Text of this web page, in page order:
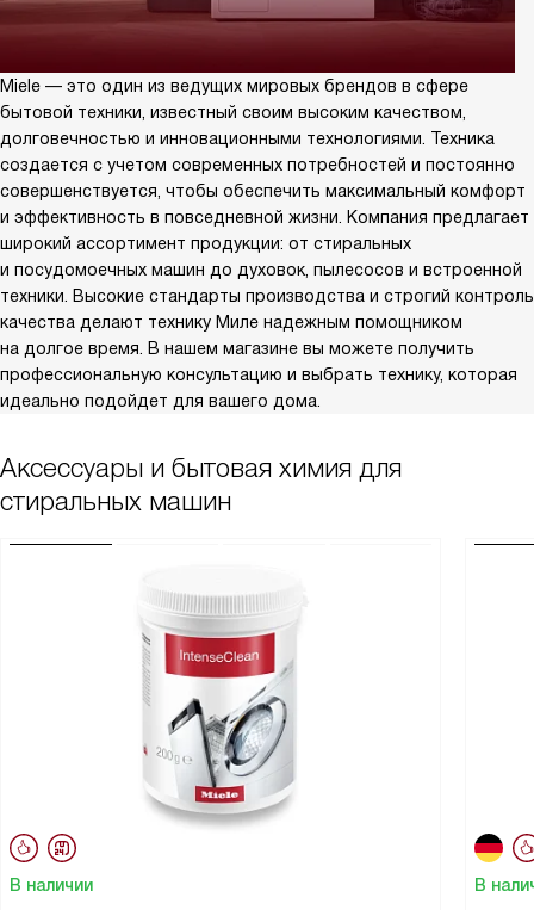
Miele — это один из ведущих мировых брендов в сфере
бытовой техники, известный своим высоким качеством,
долговечностью и инновационными технологиями. Техника
создается с учетом современных потребностей и постоянно
совершенствуется, чтобы обеспечить максимальный комфорт
и эффективность в повседневной жизни. Компания предлагает
широкий ассортимент продукции: от стиральных
и посудомоечных машин до духовок, пылесосов и встроенной
техники. Высокие стандарты производства и строгий контроль
качества делают технику Миле надежным помощником
на долгое время. В нашем магазине вы можете получить
профессиональную консультацию и выбрать технику, которая
идеально подойдет для вашего дома.
Аксессуары и бытовая химия для
стиральных машин
В наличии В